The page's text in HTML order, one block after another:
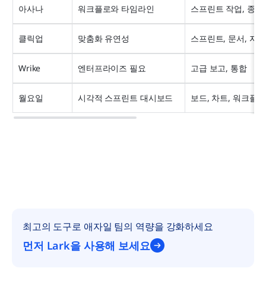
아사나 워크플로와 타임라인 스프린트 작업, 종
클릭업 맞춤화 유연성 스프린트, 문서, 자
Wrike 엔터프라이즈 필요 고급 보고, 통합
월요일 시각적 스프린트 대시보드 보드, 차트, 워크플로
최고의 도구로 애자일 팀의 역량을 강화하세요
먼저 Lark을 사용해 보세요